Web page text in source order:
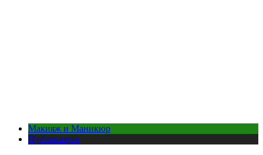
Макияж и Маникюр
Публикации